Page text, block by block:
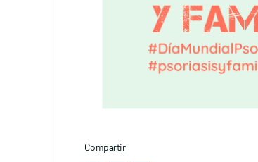
Compartir